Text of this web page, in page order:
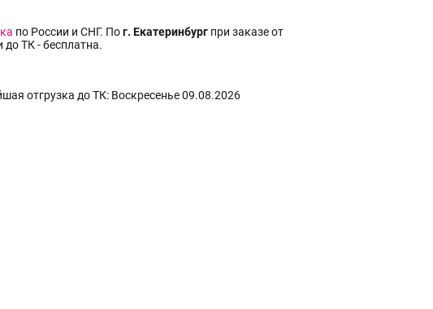
по России и СНГ. Пог. Екатеринбург при заказе от
до ТК - бесплатна.
отгрузка до ТК: Воскресенье 09.08.2026